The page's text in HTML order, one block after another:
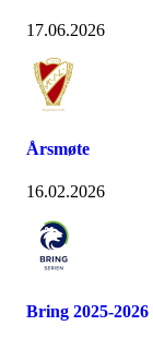
17.06.2026
Årsmøte
16.02.2026
Bring 2025-2026